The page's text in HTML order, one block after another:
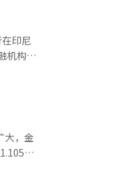
业改
国家
道。
的专业
她是决
品配
优惠
支付和
的情
平台
了广泛
价格
形式
小微
印尼
机构与
费负
2019
可及
系统
大，金